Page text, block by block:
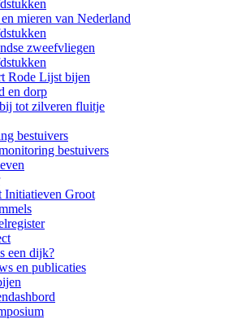
mieren van Nederland
zweefvliegen
Rode Lijst bijen
en dorp
tot zilveren fluitje
bestuivers
bestuivers
Initiatieven Groot
een dijk?
en publicaties